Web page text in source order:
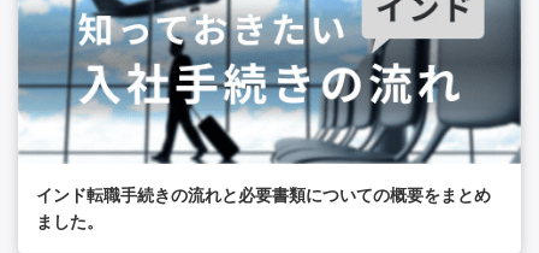
インド転職手続きの流れと必要書類についての概要をまとめ
ました。